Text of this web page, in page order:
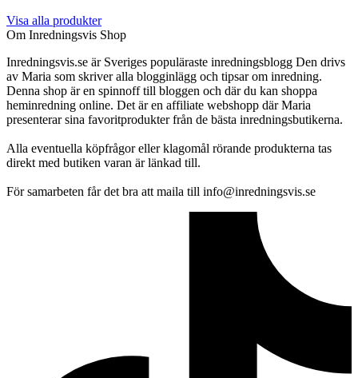
Visa alla produkter
Om Inredningsvis Shop
Inredningsvis.se är Sveriges populäraste inredningsblogg Den drivs
av Maria som skriver alla blogginlägg och tipsar om inredning.
Denna shop är en spinnoff till bloggen och där du kan shoppa
heminredning online. Det är en affiliate webshopp där Maria
presenterar sina favoritprodukter från de bästa inredningsbutikerna.
Alla eventuella köpfrågor eller klagomål rörande produkterna tas
direkt med butiken varan är länkad till.
För samarbeten får det bra att maila till info@inredningsvis.se